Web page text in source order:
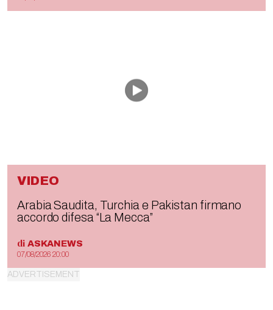
VIDEO
Arabia Saudita, Turchia e Pakistan firmano
accordo difesa “La Mecca”
di ASKANEWS
07/08/2026 20:00